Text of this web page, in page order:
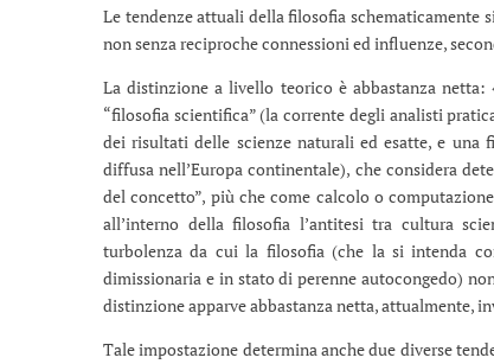
Le tendenze attuali della filosofia
non senza reciproche connessioni ed influenze,
La distinzione a livello teorico è abbastanza
“filosofia scientifica” (la corrente degli analisti
dei risultati delle scienze naturali ed esatte, e una
diffusa nell’Europa continentale), che considera
del concetto”, più che come calcolo o
all’interno della filosofia l’antitesi tra cultura
turbolenza da cui la filosofia (che la si intenda
dimissionaria e in stato di perenne autocongedo)
distinzione apparve abbastanza netta, attualmente,
Tale impostazione determina anche due diverse